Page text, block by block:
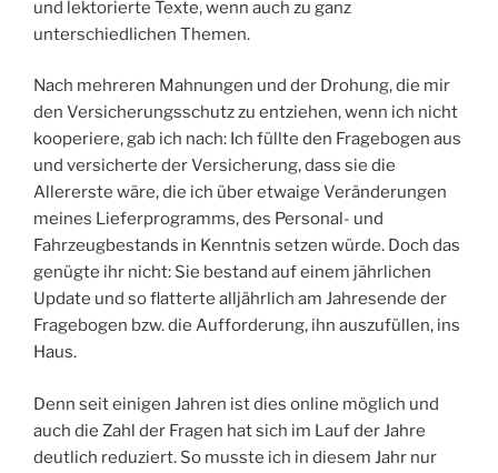
und lektorierte Texte, wenn auch zu ganz
unterschiedlichen Themen.
Nach mehreren Mahnungen und der Drohung, die mir
den Versicherungsschutz zu entziehen, wenn ich nicht
kooperiere, gab ich nach: Ich füllte den Fragebogen aus
und versicherte der Versicherung, dass sie die
Allererste wäre, die ich über etwaige Veränderungen
meines Lieferprogramms, des Personal- und
Fahrzeugbestands in Kenntnis setzen würde. Doch das
genügte ihr nicht: Sie bestand auf einem jährlichen
Update und so flatterte alljährlich am Jahresende der
Fragebogen bzw. die Aufforderung, ihn auszufüllen, ins
Haus.
Denn seit einigen Jahren ist dies online möglich und
auch die Zahl der Fragen hat sich im Lauf der Jahre
deutlich reduziert. So musste ich in diesem Jahr nur